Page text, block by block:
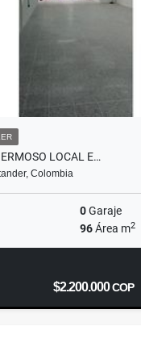
LOCAL E…
Colombia
0Garaje
96Área m2
$2.200.000COP